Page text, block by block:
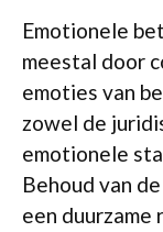
Emotionele
meestal door
emoties van
zowel de
emotionele
Behoud van
een duurzame